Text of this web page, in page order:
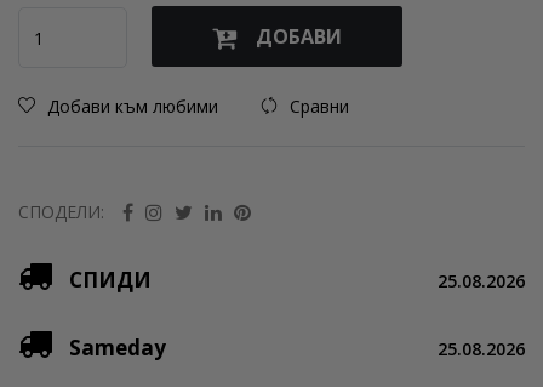
ДОБАВИ
Добави към любими Сравни
СПОДЕЛИ:
СПИДИ 25.08.2026
Sameday 25.08.2026